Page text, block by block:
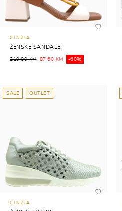
CINZIA
ŽENSKE SANDALE
219,00 KM 87,60 KM -60%
SALE OUTLET
CINZIA